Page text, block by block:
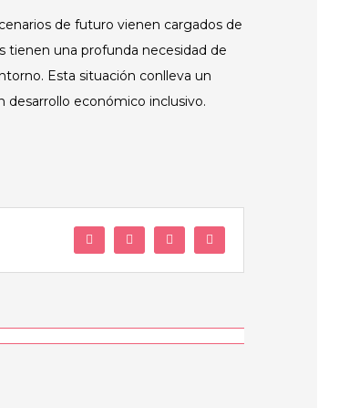
de futuro vienen cargados de
tienen una profunda necesidad de
Esta situación conlleva un
económico inclusivo.
Facebook Twitter LinkedIn